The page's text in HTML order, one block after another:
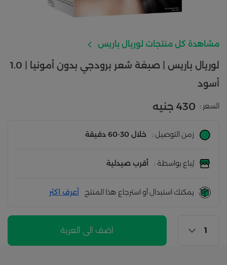
مشاهدة كل منتجات لوريال باريس
لوريال باريس | صبغة شعر برودجي بدون أمونيا | 1.0
أسود
السعر : 430 جنيه
زمن التوصيل : خلال 30-60 دقيقة
يُباع بواسطة : أقرب صيدلية
يمكنك استبدال أو استرجاع هذا المنتج أعرف اكثر
اضف الى العربة